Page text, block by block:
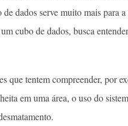
dados serve muito mais para
cubo de dados, busca
que tentem compreender, por
em uma área, o uso do